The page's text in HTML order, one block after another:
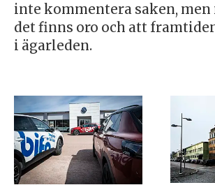
inte kommentera saken, men
det finns oro och att
i ägarleden.